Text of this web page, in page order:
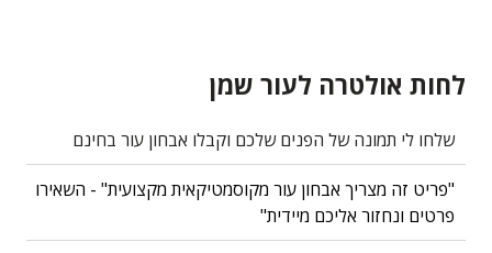
לחות אולטרה לעור שמן
שלחו לי תמונה של הפנים שלכם וקבלו אבחון עור בחינם
"פריט זה מצריך אבחון עור מקוסמטיקאית מקצועית" - השאירו
פרטים ונחזור אליכם מיידית"